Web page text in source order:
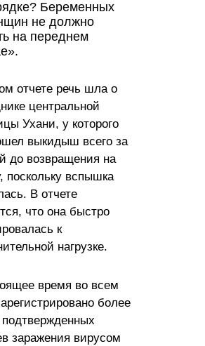
Беременных
не должно
на переднем
отчете речь шла о
центральной
Ухани, у которого
выкидыш всего за
до возвращения на
поскольку вспышка
В отчете
что она быстро
к
нагрузке.
время во всем
более
заражения вирусом